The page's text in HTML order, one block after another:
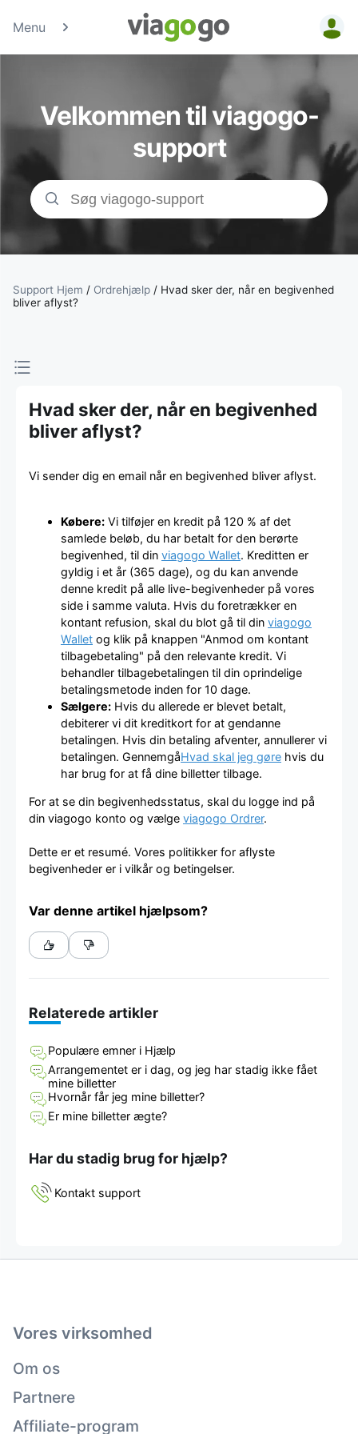
Menu
Billetter -
Sports- &amp;
Teaterbilletter |
viagogo-
Velkommen til viagogo-
support
Support Hjem / Ordrehjælp / Hvad sker der, når en begivenhed
bliver aflyst?
Hvad sker der, når en begivenhed
bliver aflyst?
Vi sender dig en email når en begivenhed bliver aflyst.
Købere: Vi tilføjer en kredit på 120 % af det
samlede beløb, du har betalt for den berørte
begivenhed, til din viagogo Wallet. Kreditten er
gyldig i et år (365 dage), og du kan anvende
denne kredit på alle live-begivenheder på vores
side i samme valuta. Hvis du foretrækker en
kontant refusion, skal du blot gå til din viagogo
Wallet og klik på knappen "Anmod om kontant
tilbagebetaling" på den relevante kredit. Vi
behandler tilbagebetalingen til din oprindelige
betalingsmetode inden for 10 dage.
Sælgere: Hvis du allerede er blevet betalt,
debiterer vi dit kreditkort for at gendanne
betalingen. Hvis din betaling afventer, annullerer vi
betalingen. GennemgåHvad skal jeg gøre hvis du
har brug for at få dine billetter tilbage.
For at se din begivenhedsstatus, skal du logge ind på
din viagogo konto og vælge viagogo Ordrer.
Dette er et resumé. Vores politikker for aflyste
begivenheder er i vilkår og betingelser.
Var denne artikel hjælpsom?
Relaterede artikler
Populære emner i Hjælp
Arrangementet er i dag, og jeg har stadig ikke fået
mine billetter
Hvornår får jeg mine billetter?
Er mine billetter ægte?
Har du stadig brug for hjælp?
Kontakt support
Vores virksomhed
Om os
Partnere
Affiliate-program